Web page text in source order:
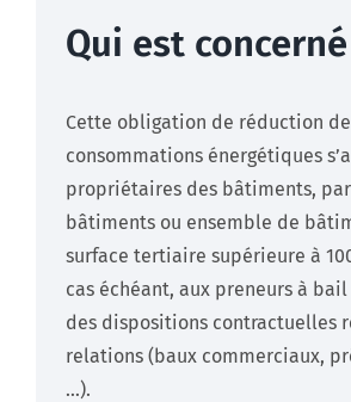
Qui est
Cette obligation de réduction
consommations énergétiques
propriétaires des bâtiments,
bâtiments ou ensemble de
surface tertiaire supérieure à
cas échéant, aux preneurs à
des dispositions contractuelles
relations (baux commerciaux,
…).